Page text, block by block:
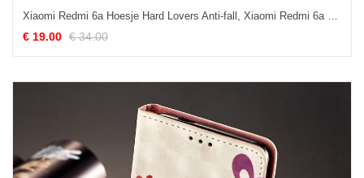
Xiaomi Redmi 6a Hoesje Hard Lovers Anti-fall, Xiaomi Redmi 6a Hoesje Mobiele Telefoon Bescherming Beige
€ 19.00 € 34.00